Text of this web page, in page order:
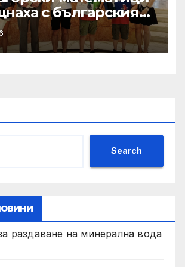
с българския
във Виетнам след
AIMO Open 2026
Search
раздаване на минерална вода